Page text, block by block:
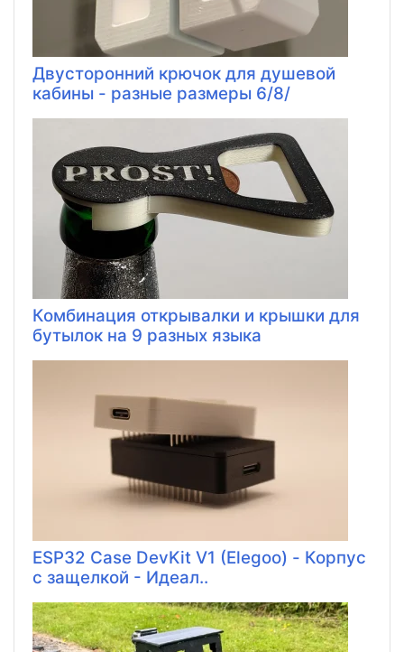
Двусторонний крючок для душевой
кабины - разные размеры 6/8/
Комбинация открывалки и крышки для
бутылок на 9 разных языка
ESP32 Case DevKit V1 (Elegoo) - Корпус
с защелкой - Идеал..